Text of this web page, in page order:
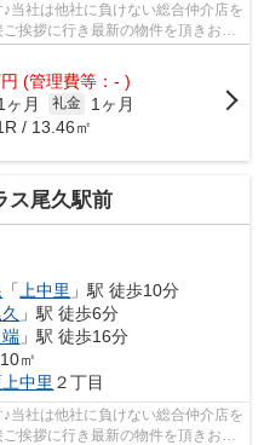
当社は他社に負けない総合仲介店を
挨拶に行き最新の物件を頂きお客
円 (管理費等：- )
ヶ月 礼金
1ヶ月
/ 13.46㎡
ス尾久駅前
「 上中里 」駅 徒歩10分
」駅 徒歩6分
端 」駅 徒歩16分
㎡
上中里 ２丁目
当社は他社に負けない総合仲介店を
挨拶に行き最新の物件を頂きお客